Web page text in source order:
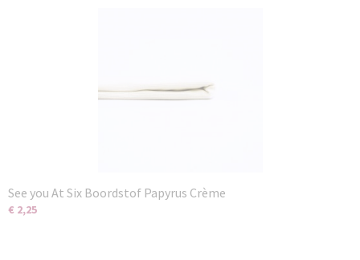
See you At Six Boordstof Papyrus Crème
€ 2,25